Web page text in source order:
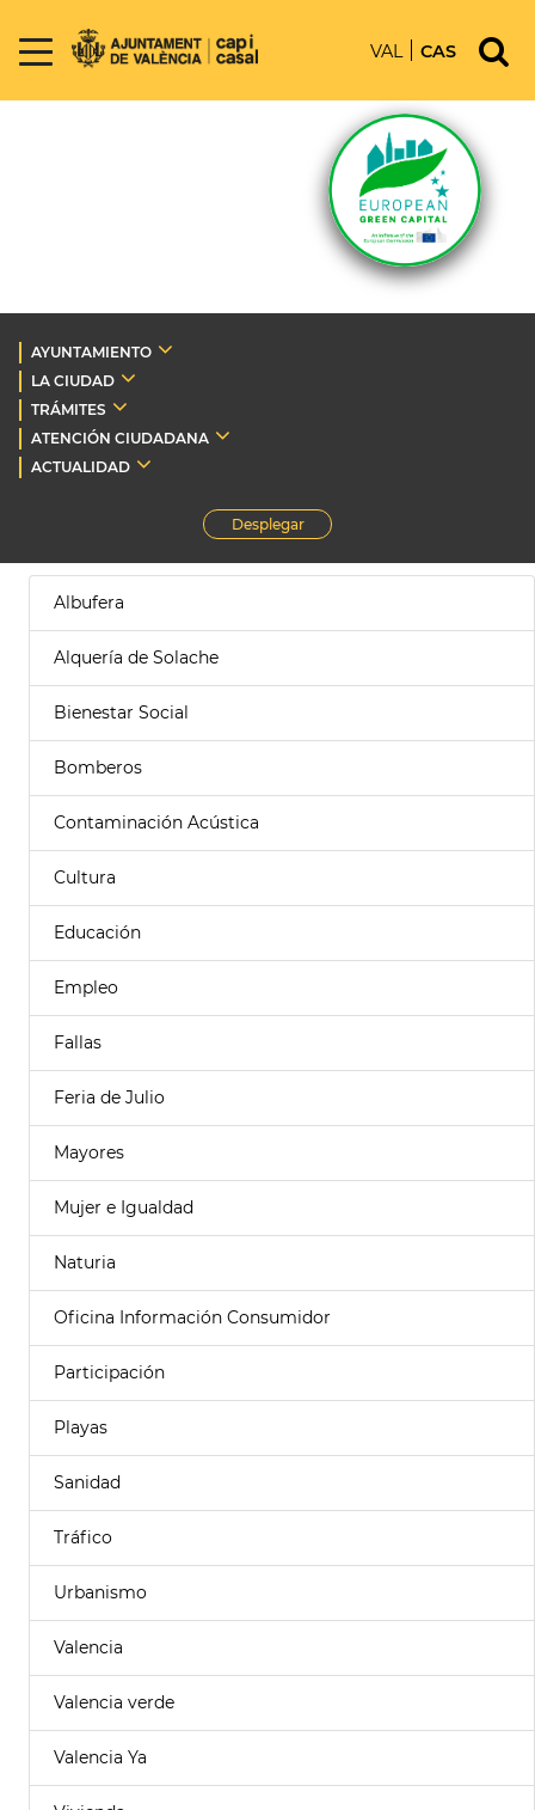
VAL CAS
AYUNTAMIENTO
LA CIUDAD
TRÁMITES
ATENCIÓN CIUDADANA
ACTUALIDAD
Desplegar
Albufera
Alquería de Solache
Bienestar Social
Bomberos
Contaminación Acústica
Cultura
Educación
Empleo
Fallas
Feria de Julio
Mayores
Mujer e Igualdad
Naturia
Oficina Información Consumidor
Participación
Playas
Sanidad
Tráfico
Urbanismo
Valencia
Valencia verde
Valencia Ya